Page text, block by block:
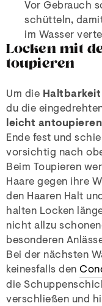
Vor Gebrauch
schütteln,
im Wasser
Locken mit
toupieren
Um die
du die
leicht antoupieren
Ende fest und
vorsichtig nach
Beim Toupieren
Haare gegen ihre
den Haaren Halt
halten Locken
nicht allzu
besonderen
Bei der nächsten
keinesfalls den
die
verschließen und